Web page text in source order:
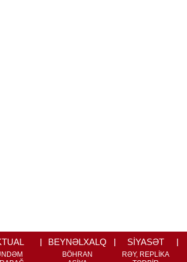
BEYNƏLXALQ
BÖHRAN
SİYASƏT
RƏY, REPLİKA